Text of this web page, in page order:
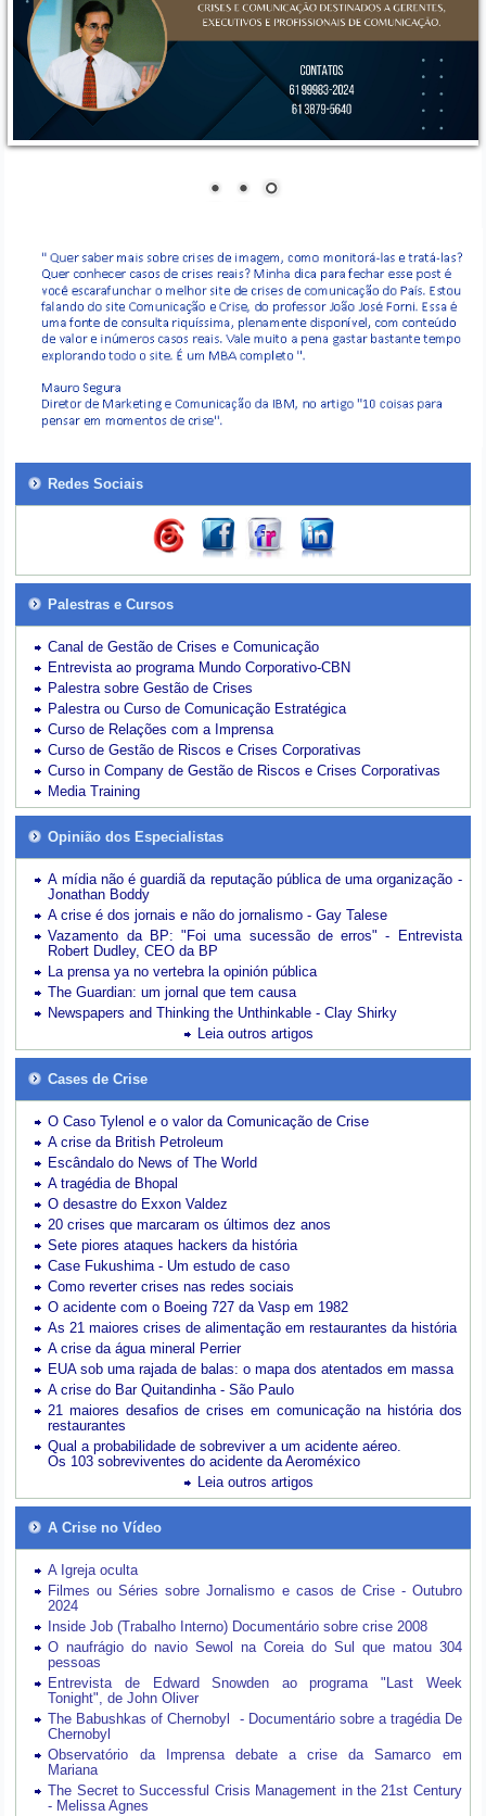
Redes Sociais
Palestras e Cursos
Canal de Gestão de Crises e Comunicação
Entrevista ao programa Mundo Corporativo-CBN
Palestra sobre Gestão de Crises
Palestra ou Curso de Comunicação Estratégica
Curso de Relações com a Imprensa
Curso de Gestão de Riscos e Crises Corporativas
Curso in Company de Gestão de Riscos e Crises Corporativas
Media Training
Opinião dos Especialistas
A mídia não é guardiã da reputação pública de uma organização -
Jonathan Boddy
A crise é dos jornais e não do jornalismo - Gay Talese
Vazamento da BP: "Foi uma sucessão de erros" - Entrevista
Robert Dudley, CEO da BP
La prensa ya no vertebra la opinión pública
The Guardian: um jornal que tem causa
Newspapers and Thinking the Unthinkable - Clay Shirky
Leia outros artigos
Cases de Crise
O Caso Tylenol e o valor da Comunicação de Crise
A crise da British Petroleum
Escândalo do News of The World
A tragédia de Bhopal
O desastre do Exxon Valdez
20 crises que marcaram os últimos dez anos
Sete piores ataques hackers da história
Case Fukushima - Um estudo de caso
Como reverter crises nas redes sociais
O acidente com o Boeing 727 da Vasp em 1982
As 21 maiores crises de alimentação em restaurantes da história
A crise da água mineral Perrier
EUA sob uma rajada de balas: o mapa dos atentados em massa
A crise do Bar Quitandinha - São Paulo
21 maiores desafios de crises em comunicação na história dos
restaurantes
Qual a probabilidade de sobreviver a um acidente aéreo.
Os 103 sobreviventes do acidente da Aeroméxico
Leia outros artigos
A Crise no Vídeo
A Igreja oculta
Filmes ou Séries sobre Jornalismo e casos de Crise - Outubro
2024
Inside Job (Trabalho Interno) Documentário sobre crise 2008
O naufrágio do navio Sewol na Coreia do Sul que matou 304
pessoas
Entrevista de Edward Snowden ao programa "Last Week
Tonight", de John Oliver
The Babushkas of Chernobyl - Documentário sobre a tragédia De
Chernobyl
Observatório da Imprensa debate a crise da Samarco em
Mariana
The Secret to Successful Crisis Management in the 21st Century
- Melissa Agnes